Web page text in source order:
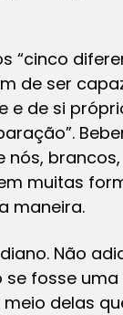
“cinco
ser capaz
e de si
nós,
muitas
maneira.
Não
fosse
delas